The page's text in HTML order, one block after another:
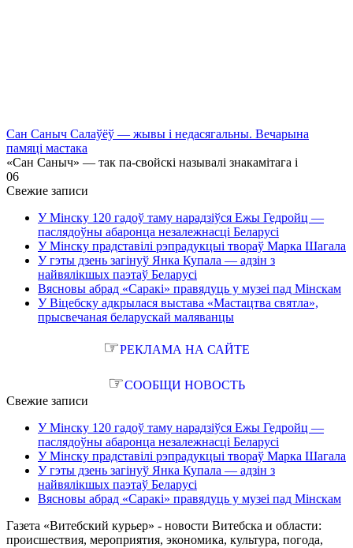
Сан Саныч Салаўёў — жывы і недасягальны. Вечарына
памяці мастака
«Сан Саныч» — так па-свойскі называлі знакамітага і
06
Свежие записи
У Мінску 120 гадоў таму нарадзіўся Ежы Гедройц —
паслядоўны абаронца незалежнасці Беларусі
У Мінску прадставілі рэпрадукцыі твораў Марка Шагала
У гэты дзень загінуў Янка Купала — адзін з
найвялікшых паэтаў Беларусі
Вясновы абрад «Саракі» правядуць у музеі пад Мінскам
У Віцебску адкрылася выстава «Мастацтва святла»,
прысвечаная беларускай маляванцы
☞РЕКЛАМА НА САЙТЕ
☞СООБЩИ НОВОСТЬ
Свежие записи
У Мінску 120 гадоў таму нарадзіўся Ежы Гедройц —
паслядоўны абаронца незалежнасці Беларусі
У Мінску прадставілі рэпрадукцыі твораў Марка Шагала
У гэты дзень загінуў Янка Купала — адзін з
найвялікшых паэтаў Беларусі
Вясновы абрад «Саракі» правядуць у музеі пад Мінскам
Газета «Витебский курьер» - новости Витебска и области:
происшествия, мероприятия, экономика, культура, погода,